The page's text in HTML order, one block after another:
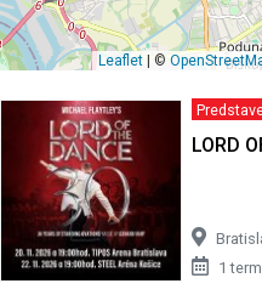
Leaflet | ©
LORD
1